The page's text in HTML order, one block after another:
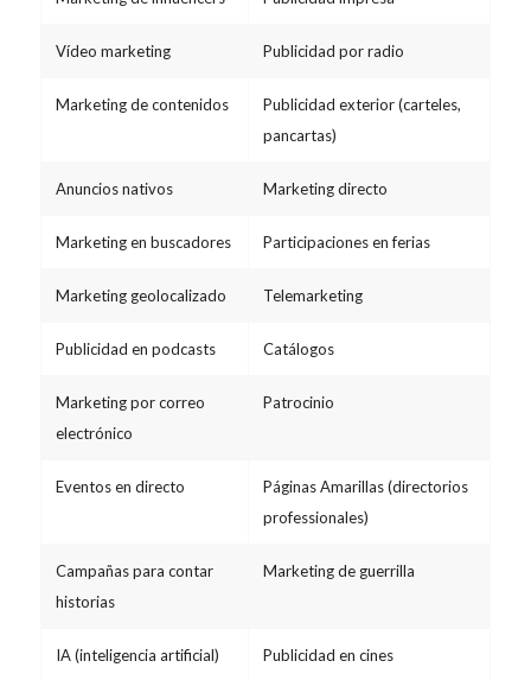
Vídeo marketing Publicidad por radio
Marketing de contenidos
Publicidad exterior (carteles,
pancartas)
Anuncios nativos Marketing directo
Marketing en buscadores Participaciones en ferias
Marketing geolocalizado Telemarketing
Publicidad en podcasts Catálogos
Marketing por correo
electrónico
Patrocinio
Eventos en directo
Páginas Amarillas (directorios
professionales)
Campañas para contar
historias
Marketing de guerrilla
IA (inteligencia artificial) Publicidad en cines